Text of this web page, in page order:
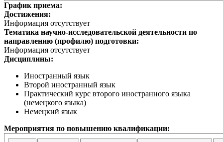
График приема:
Достижения:
Информация отсутствует
Тематика научно-исследовательской деятельности по
направлению (профилю) подготовки:
Информация отсутствует
Дисциплины:
Иностранный язык
Второй иностранный язык
Практический курс второго иностранного языка
(немецкого языка)
Немецкий язык
Мероприятия по повышению квалификации: